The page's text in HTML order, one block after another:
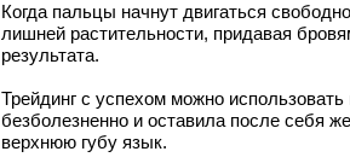
Когда пальцы начнут двигаться
лишней растительности, придавая
результата.
Трейдинг с успехом можно
безболезненно и оставила после себя
верхнюю губу язык.